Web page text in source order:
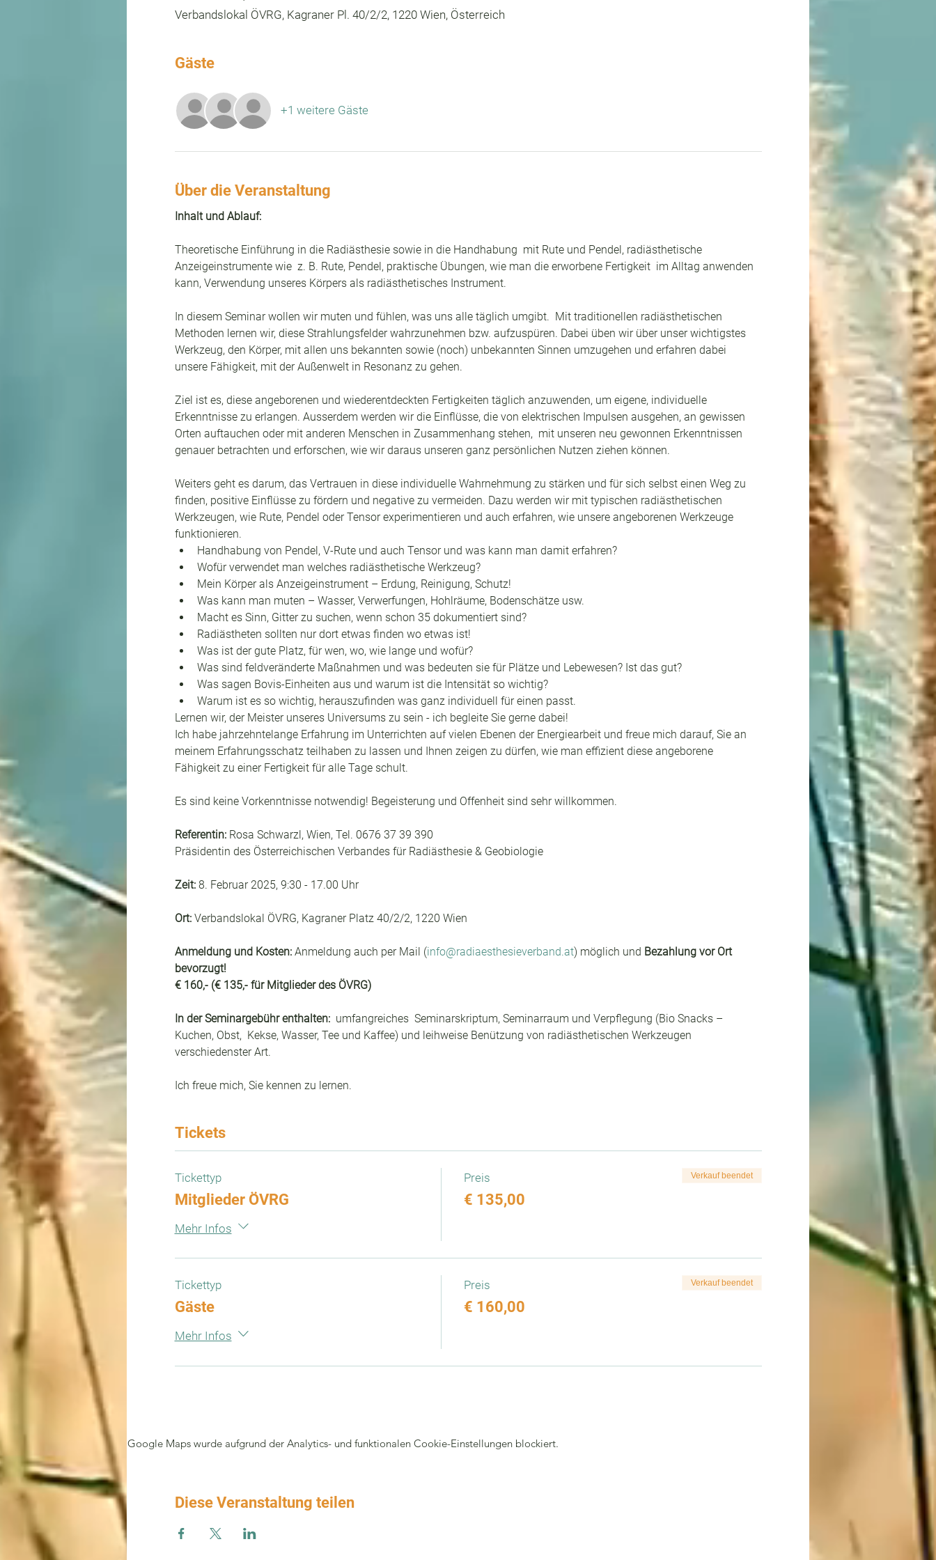
Verbandslokal ÖVRG, Kagraner Pl. 40/2/2, 1220 Wien, Österreich
Gäste
+1 weitere Gäste
Über die Veranstaltung
Inhalt und Ablauf:
Theoretische Einführung in die Radiästhesie sowie in die Handhabung  mit Rute und Pendel, radiästhetische
Anzeigeinstrumente wie  z. B. Rute, Pendel, praktische Übungen, wie man die erworbene Fertigkeit  im Alltag anwenden
kann, Verwendung unseres Körpers als radiästhetisches Instrument.
In diesem Seminar wollen wir muten und fühlen, was uns alle täglich umgibt.  Mit traditionellen radiästhetischen
Methoden lernen wir, diese Strahlungsfelder wahrzunehmen bzw. aufzuspüren. Dabei üben wir über unser wichtigstes
Werkzeug, den Körper, mit allen uns bekannten sowie (noch) unbekannten Sinnen umzugehen und erfahren dabei
unsere Fähigkeit, mit der Außenwelt in Resonanz zu gehen.
Ziel ist es, diese angeborenen und wiederentdeckten Fertigkeiten täglich anzuwenden, um eigene, individuelle
Erkenntnisse zu erlangen. Ausserdem werden wir die Einflüsse, die von elektrischen Impulsen ausgehen, an gewissen
Orten auftauchen oder mit anderen Menschen in Zusammenhang stehen,  mit unseren neu gewonnen Erkenntnissen
genauer betrachten und erforschen, wie wir daraus unseren ganz persönlichen Nutzen ziehen können.
Weiters geht es darum, das Vertrauen in diese individuelle Wahrnehmung zu stärken und für sich selbst einen Weg zu
finden, positive Einflüsse zu fördern und negative zu vermeiden. Dazu werden wir mit typischen radiästhetischen
Werkzeugen, wie Rute, Pendel oder Tensor experimentieren und auch erfahren, wie unsere angeborenen Werkzeuge
funktionieren.
Handhabung von Pendel, V-Rute und auch Tensor und was kann man damit erfahren?
Wofür verwendet man welches radiästhetische Werkzeug?
Mein Körper als Anzeigeinstrument – Erdung, Reinigung, Schutz!
Was kann man muten – Wasser, Verwerfungen, Hohlräume, Bodenschätze usw.
Macht es Sinn, Gitter zu suchen, wenn schon 35 dokumentiert sind?
Radiästheten sollten nur dort etwas finden wo etwas ist!
Was ist der gute Platz, für wen, wo, wie lange und wofür?
Was sind feldveränderte Maßnahmen und was bedeuten sie für Plätze und Lebewesen? Ist das gut?
Was sagen Bovis-Einheiten aus und warum ist die Intensität so wichtig?
Warum ist es so wichtig, herauszufinden was ganz individuell für einen passt.
Lernen wir, der Meister unseres Universums zu sein - ich begleite Sie gerne dabei!
Ich habe jahrzehntelange Erfahrung im Unterrichten auf vielen Ebenen der Energiearbeit und freue mich darauf, Sie an
meinem Erfahrungsschatz teilhaben zu lassen und Ihnen zeigen zu dürfen, wie man effizient diese angeborene
Fähigkeit zu einer Fertigkeit für alle Tage schult.
Es sind keine Vorkenntnisse notwendig! Begeisterung und Offenheit sind sehr willkommen.
Referentin: Rosa Schwarzl, Wien, Tel. 0676 37 39 390
Präsidentin des Österreichischen Verbandes für Radiästhesie & Geobiologie
Zeit: 8. Februar 2025, 9:30 - 17.00 Uhr
Ort: Verbandslokal ÖVRG, Kagraner Platz 40/2/2, 1220 Wien
Anmeldung und Kosten: Anmeldung auch per Mail (info@radiaesthesieverband.at) möglich und Bezahlung vor Ort
bevorzugt!
€ 160,- (€ 135,- für Mitglieder des ÖVRG)
In der Seminargebühr enthalten: umfangreiches  Seminarskriptum, Seminarraum und Verpflegung (Bio Snacks –
Kuchen, Obst,  Kekse, Wasser, Tee und Kaffee) und leihweise Benützung von radiästhetischen Werkzeugen
verschiedenster Art.
Ich freue mich, Sie kennen zu lernen.
Tickets
Tickettyp
Mitglieder ÖVRG
Mehr Infos
Preis
€ 135,00
Verkauf beendet
Tickettyp
Gäste
Mehr Infos
Preis
€ 160,00
Verkauf beendet
Google Maps wurde aufgrund der Analytics- und funktionalen Cookie-Einstellungen blockiert.
Diese Veranstaltung teilen